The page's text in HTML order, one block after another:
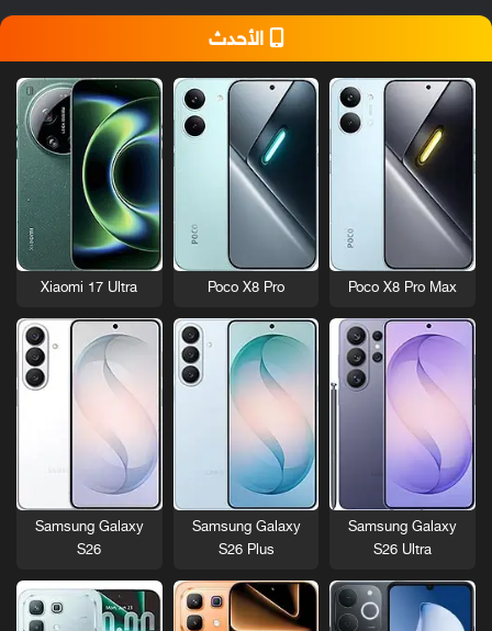
الأحدث
Poco X8 Pro Max
Poco X8 Pro
Xiaomi 17 Ultra
Samsung Galaxy
S26 Ultra
Samsung Galaxy
S26 Plus
Samsung Galaxy
S26